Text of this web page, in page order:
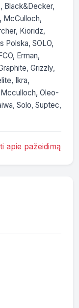
Black&Decker,
McCulloch,
Kioridz,
Polska, SOLO,
Erman,
Grizzly,
Ikra,
Oleo-
Solo, Suptec,
apie pažeidimą